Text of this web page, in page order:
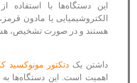
این دستگاه‌ها با استفاده
هستند و در صورت تشخیص،
داشتن یکدتکتور مونوکسید
اهمیت است. این دستگاه‌ها